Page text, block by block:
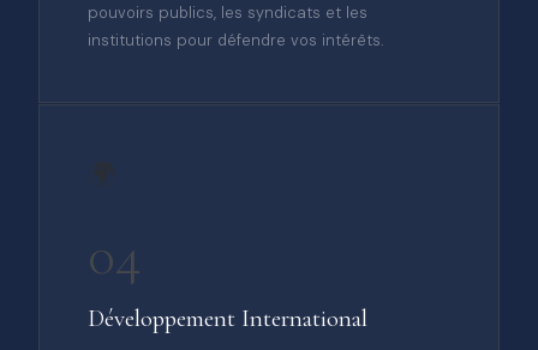
pouvoirs publics, les syndicats et les
institutions pour défendre vos intérêts.
04
Développement International